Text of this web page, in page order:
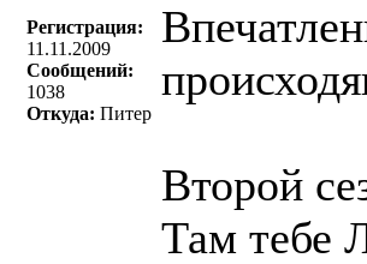
Регистрация:
11.11.2009
Сообщений:
1038
Откуда: Питер
Второй
Там тебе